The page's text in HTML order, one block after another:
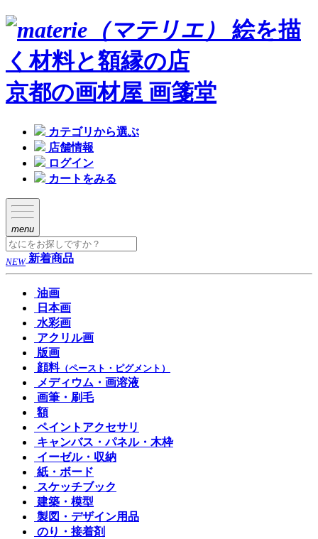
絵を描
く材料と額縁の店
京都の画材屋 画箋堂
カテゴリから選ぶ
店舗情報
ログイン
カートをみる
menu
NEW 新着商品
油画
日本画
水彩画
アクリル画
版画
顔料（ペースト・ピグメント）
メディウム・画溶液
画筆・刷毛
額
ペイントアクセサリ
キャンバス・パネル・木枠
イーゼル・収納
紙・ボード
スケッチブック
建築・模型
製図・デザイン用品
のり・接着剤